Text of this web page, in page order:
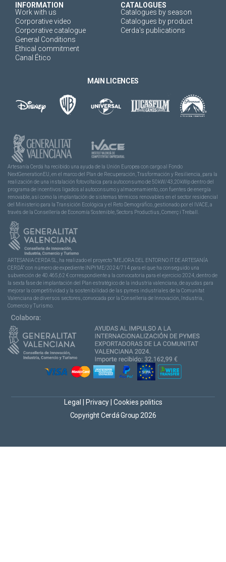
INFORMATION
Work with us
Corporative video
Corporative catalogue
General Conditions
Ethical commitment
Canal Ético
CATALOGUES
Catalogues by season
Catalogues by product
Cerda's publications
MAIN LICENCES
Artesanía Cerdá ha recibido una ayuda de la Unión Europea con cargo al Fondo
NextGenerationEU, en el marco del Plan de Recuperación, Trasformación y Resiliencia, para la
realización de una instalación fotovoltaica para autoconsumo de 50kW/43,20kWp dentro del
programa de incentivos ligados al autoconsumo y almacenamiento, con fuentes de energía
renovable, así como la implantación de sistemas térmicos renovables en el sector residencial
del Ministerio para la Transición Ecológica y el Reto Demográfico, gestionado por el IVACE, a
través de la Consellería de Economía Sostenible, Sectors Productius, Comerç i Treball.
ARTESANIA CERDA SL, ha realizado el proyecto “MEJORA DEL ENTORNO IT DE ARTESANÍA
CERDÁ” con número de expediente INPYME/2024/714 para el que ha conseguido una
subvención de 40.465,62 € correspondiente a la convocatoria para el ejercicio 2024, dentro de
la sexta fase de implantación del Plan estratégico de la industria valenciana, de ayudas para
mejorar la competitividad y la sostenibilidad de las pymes industriales de la Comunitat
Valenciana de diversos sectores, convocada por la Conselleria de Innovación, Industria,
Comercio y Turismo.
Copyright Cerdá Group 2026
Legal Privacy Cookies politics